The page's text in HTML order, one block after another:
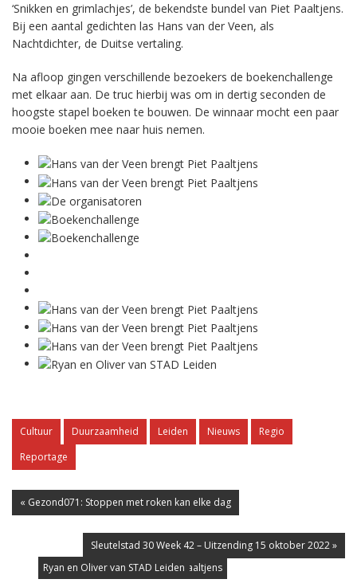
‘Snikken en grimlachjes’, de bekendste bundel van Piet Paaltjens.
Bij een aantal gedichten las Hans van der Veen, als
Nachtdichter, de Duitse vertaling.
Na afloop gingen verschillende bezoekers de boekenchallenge
met elkaar aan. De truc hierbij was om in dertig seconden de
hoogste stapel boeken te bouwen. De winnaar mocht een paar
mooie boeken mee naar huis nemen.
Hans van der Veen brengt Piet Paaltjens
Hans van der Veen brengt Piet Paaltjens
De organisatoren
Boekenchallenge
Boekenchallenge
Hans van der Veen brengt Piet Paaltjens
Hans van der Veen brengt Piet Paaltjens
Hans van der Veen brengt Piet Paaltjens
Ryan en Oliver van STAD Leiden
Cultuur Duurzaamheid Leiden Nieuws
Regio
Reportage
« Gezond071: Stoppen met roken kan elke dag
Sleutelstad 30 Week 42 – Uitzending 15 oktober 2022 »